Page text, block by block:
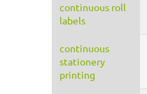
continuous roll
labels
continuous
stationery
printing